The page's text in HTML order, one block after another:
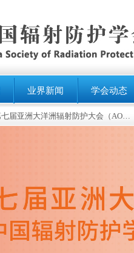
业界新闻 学会动态
第七届亚洲大洋洲辐射防护大会（AOCRP-7）暨中国辐射防护学会2026年学术年会征文通知（第二轮）